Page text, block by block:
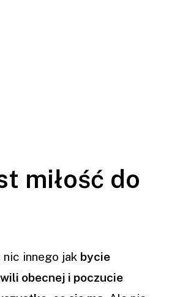
miłość do
nic innego jak bycie
obecnej i poczucie